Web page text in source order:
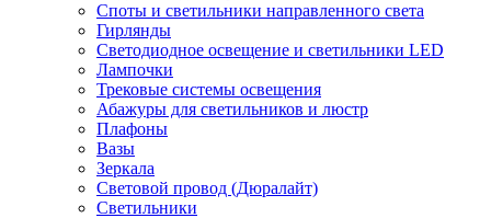
Споты и светильники направленного света
Гирлянды
Светодиодное освещение и светильники LED
Лампочки
Трековые системы освещения
Абажуры для светильников и люстр
Плафоны
Вазы
Зеркала
Световой провод (Дюралайт)
Светильники